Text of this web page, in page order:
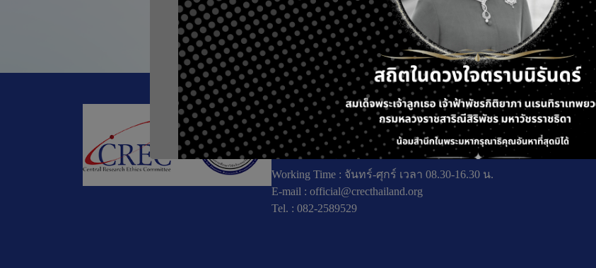
ก่อนหน้า, #Meeting: MOH
CREC
196 หมู่ที่ 5 ถ. พหลโยธิน แขวงลาดยาว เขตจตุจักร กรุงเทพมหานคร
10900
Working Time : จันทร์-ศุกร์ เวลา 08.30-16.30 น.
E-mail : official@crecthailand.org
Tel. : 082-2589529